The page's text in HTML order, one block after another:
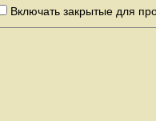
Включать закрытые для